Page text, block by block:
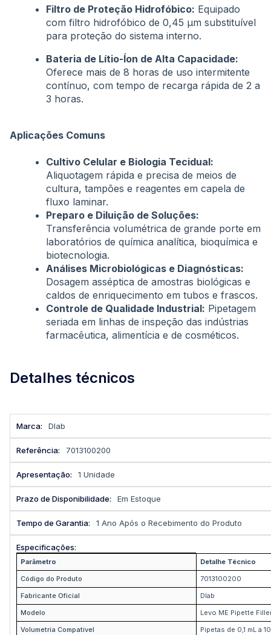
Filtro de Proteção Hidrofóbico: Equipado
com filtro hidrofóbico de 0,45 µm substituível
para proteção do sistema interno.
Bateria de Lítio-Íon de Alta Capacidade:
Oferece mais de 8 horas de uso intermitente
contínuo, com tempo de recarga rápida de 2 a
3 horas.
Aplicações Comuns
Cultivo Celular e Biologia Tecidual:
Aliquotagem rápida e precisa de meios de
cultura, tampões e reagentes em capela de
fluxo laminar.
Preparo e Diluição de Soluções:
Transferência volumétrica de grande porte em
laboratórios de química analítica, bioquímica e
biotecnologia.
Análises Microbiológicas e Diagnósticas:
Dosagem asséptica de amostras biológicas e
caldos de enriquecimento em tubos e frascos.
Controle de Qualidade Industrial: Pipetagem
seriada em linhas de inspeção das indústrias
farmacêutica, alimentícia e de cosméticos.
Detalhes técnicos
Dlab
7013100200
1 Unidade
Em Estoque
1 Ano Após o Recebimento do Produto
Parâmetro
Detalhe Técnico
Código do Produto
7013100200
Fabricante Oficial
Dlab
Modelo
Levo ME Pipette
Volumetria Compatível
Pipetas de 0,1 mL a